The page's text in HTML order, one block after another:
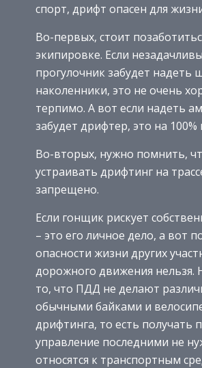
спорт, дрифт опасен для
Во-первых, стоит
экипировке. Если
прогулочник забудет надеть
наколенники, это не очень
терпимо. А вот если надеть
забудет дрифтер, это на 100%
Во-вторых, нужно помнить,
устраивать дрифтинг на
запрещено.
Если гонщик рискует
– это его личное дело, а вот
опасности жизни других
дорожного движения нельзя.
то, что ПДД не делают
обычными байками и
дрифтинга, то есть получать
управление последними не
относятся к транспортным